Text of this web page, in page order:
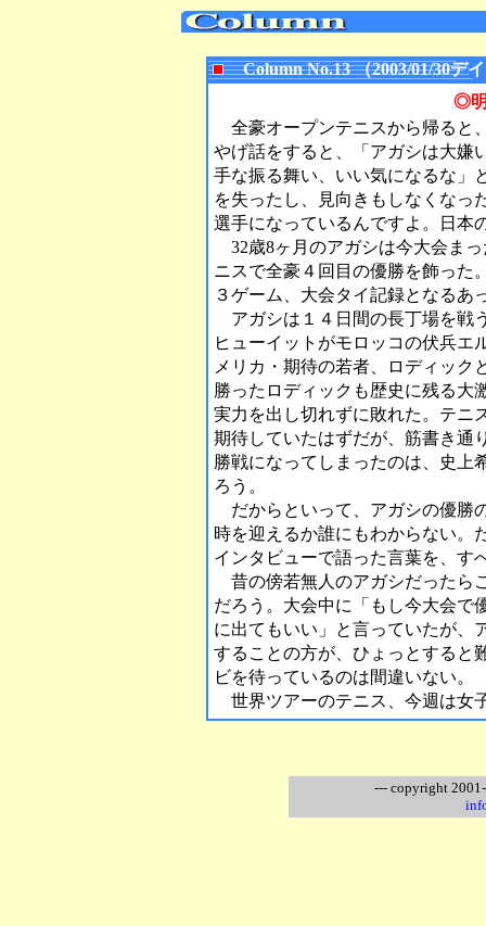
Column No.13 （2003/01/30デ
◎明
全豪オープンテニスから帰ると
やげ話をすると、「アガシは大嫌
手な振る舞い、いい気になるな」
を失ったし、見向きもしなくなっ
選手になっているんですよ。日本
32歳8ヶ月のアガシは今大会ま
ニスで全豪４回目の優勝を飾った
３ゲーム、大会タイ記録となるあ
アガシは１４日間の長丁場を戦
ヒューイットがモロッコの伏兵エ
メリカ・期待の若者、ロディック
勝ったロディックも歴史に残る大
実力を出し切れずに敗れた。テニ
期待していたはずだが、筋書き通
勝戦になってしまったのは、史上
ろう。
だからといって、アガシの優勝
時を迎えるか誰にもわからない。
インタビューで語った言葉を、す
昔の傍若無人のアガシだったら
だろう。大会中に「もし今大会で
に出てもいい」と言っていたが、
することの方が、ひょっとすると
ビを待っているのは間違いない。
世界ツアーのテニス、今週は女
--- copyright